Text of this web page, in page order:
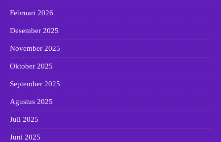
Februari 2026
Desember 2025
November 2025
Oktober 2025
September 2025
Agustus 2025
Juli 2025
Juni 2025